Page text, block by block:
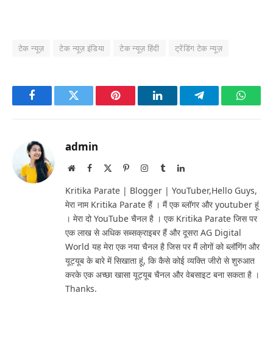
टेक न्यूज़ टेक न्यूज़ इंडिया टेक न्यूज़ हिंदी ट्रेंडिंग टेक न्यूज़
FacebookTwitter Pinterest LinkedInTelegram
admin
WebsiteFacebook PinterestInstagram
TumblrLinkedIn
Kritika Parate | Blogger | YouTuber,Hello Guys,
मेरा नाम Kritika Parate हैं । मैं एक ब्लॉगर और youtuber हूं
। मेरा दो YouTube चैनल है । एक Kritika Parate जिस पर
एक लाख से अधिक सब्सक्राइबर हैं और दूसरा AG Digital
World यह मेरा एक नया चैनल है जिस पर मैं लोगों को ब्लॉगिंग और
यूट्यूब के बारे में सिखाता हूं, कि कैसे कोई व्यक्ति जीरो से शुरुआत
करके एक अच्छा खासा यूट्यूब चैनल और वेबसाइट बना सकता है ।
Thanks.